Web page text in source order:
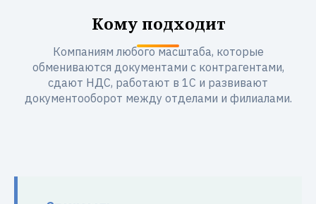
Кому подходит
Компаниям любого масштаба, которые
обмениваются документами с контрагентами,
сдают НДС, работают в 1С и развивают
документооборот между отделами и филиалами.